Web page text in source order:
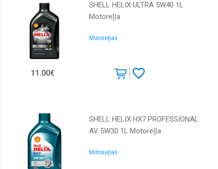
Shell
Toyota
SHELL HELIX ULTRA 5W40 1L
Motoreļļa
Motoreļļas
11.00€
SHELL HELIX HX7 PROFESSIONAL
AV 5W30 1L Motoreļļa
Motoreļļas